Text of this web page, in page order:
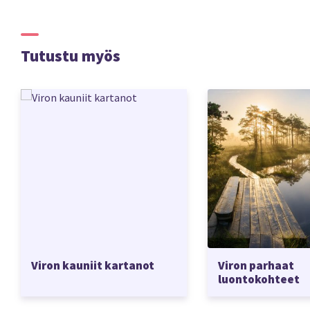
Tutustu myös
Viron kauniit kartanot
Viron parhaat
luontokohteet